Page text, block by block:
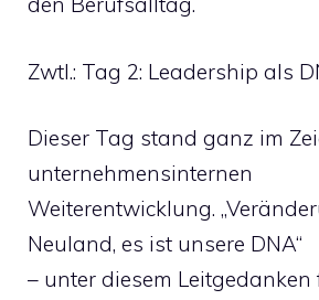
Zwtl.: Tag 2: Leadership als
Dieser Tag stand ganz im
unternehmensinternen
Weiterentwicklung.
Neuland, es ist unsere DNA“
– unter diesem